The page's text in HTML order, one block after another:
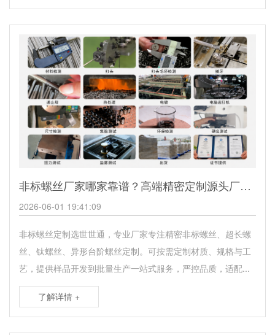
非标螺丝厂家哪家靠谱？高端精密定制源头厂家推荐
2026-06-01 19:41:09
非标螺丝定制选世世通，专业厂家专注精密非标螺丝、超长螺
丝、钛螺丝、异形台阶螺丝定制。可按需定制材质、规格与工
艺，提供样品开发到批量生产一站式服务，严控品质，适配...
了解详情 +